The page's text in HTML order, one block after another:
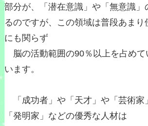
部分が、「潜在意識」や「無意識」
るのですが、この領域は普段あまり
にも関らず
脳の活動範囲の90％以上を占めて
います。
「成功者」や「天才」や「芸術家
「発明家」などの優秀な人材は